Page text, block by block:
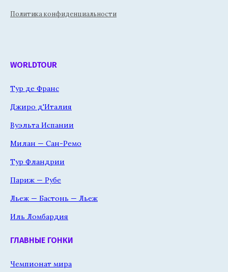
Политика конфиденциальности
WORLDTOUR
Тур де Франс
Джиро д'Италия
Вуэльта Испании
Милан — Сан-Ремо
Тур Фландрии
Париж — Рубе
Льеж — Бастонь — Льеж
Иль Ломбардия
ГЛАВНЫЕ ГОНКИ
Чемпионат мира